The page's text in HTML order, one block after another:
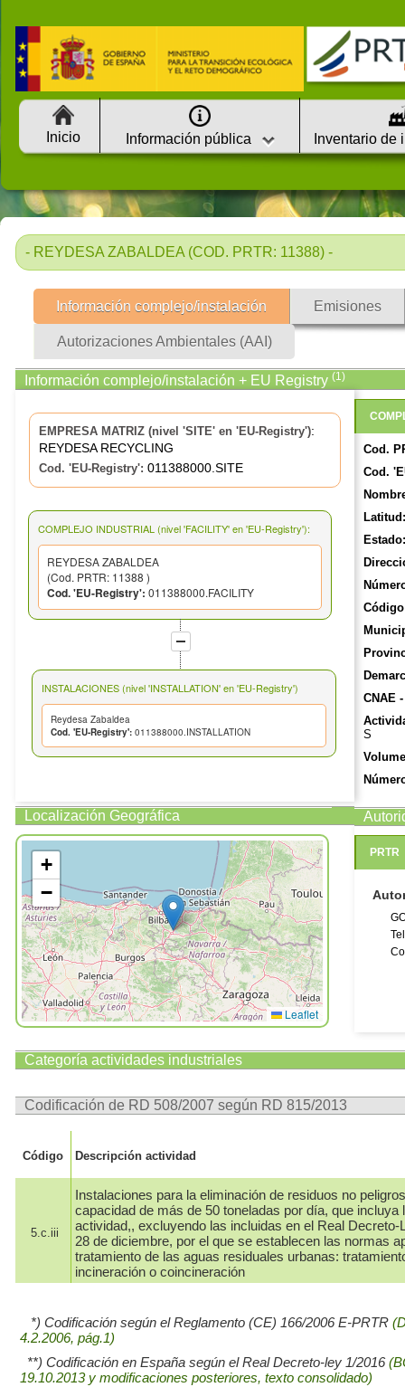
Inicio Información pública Inventario de
- REYDESA ZABALDEA (COD. PRTR: 11388) -
Información complejo/instalación Emisiones
Autorizaciones Ambientales (AAI)
Información complejo/instalación + EU Registry (1)
EMPRESA MATRIZ (nivel 'SITE' en 'EU-Registry'):
REYDESA RECYCLING
Cod. 'EU-Registry': 011388000.SITE
COMPLEJO INDUSTRIAL (nivel 'FACILITY' en 'EU-Registry'):
REYDESA ZABALDEA
(Cod. PRTR: 11388 )
Cod. 'EU-Registry': 011388000.FACILITY
INSTALACIONES (nivel 'INSTALLATION' en 'EU-Registry')
Reydesa Zabaldea
Cod. 'EU-Registry': 011388000.INSTALLATION
Localización Geográfica
+
−
Leaflet
Cod.
Cod.
Latitud:
Estado:
CNAE
S
La
PRTR
Categoría actividades industriales
Codificación de RD 508/2007 según RD 815/2013
Código Descripción actividad
5.c.iii
Instalaciones para la eliminación de residuos no
capacidad de más de 50 toneladas por día, que incluya
actividad,, excluyendo las incluidas en el Real Decreto-
28 de diciembre, por el que se establecen las normas
tratamiento de las aguas residuales urbanas:
incineración o coincineración
*) Codificación según el Reglamento (CE) 166/2006 E-PRTR
4.2.2006, pág.1)
**) Codificación en España según el Real Decreto-ley 1/2016
19.10.2013 y modificaciones posteriores, texto consolidado)